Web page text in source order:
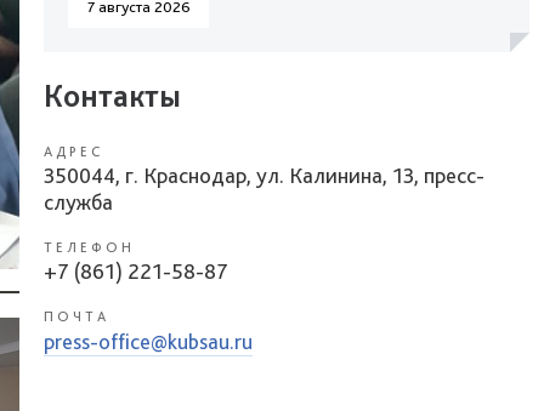
7 августа 2026
Контакты
АДРЕС
350044, г. Краснодар, ул. Калинина, 13, пресс-
служба
ТЕЛЕФОН
+7 (861) 221-58-87
ПОЧТА
press-office@kubsau.ru